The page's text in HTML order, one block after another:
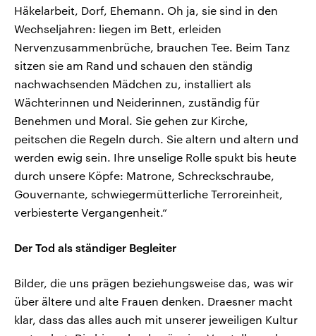
Häkelarbeit, Dorf, Ehemann. Oh ja, sie sind in den
Wechseljahren: liegen im Bett, erleiden
Nervenzusammenbrüche, brauchen Tee. Beim Tanz
sitzen sie am Rand und schauen den ständig
nachwachsenden Mädchen zu, installiert als
Wächterinnen und Neiderinnen, zuständig für
Benehmen und Moral. Sie gehen zur Kirche,
peitschen die Regeln durch. Sie altern und altern und
werden ewig sein. Ihre unselige Rolle spukt bis heute
durch unsere Köpfe: Matrone, Schreckschraube,
Gouvernante, schwiegermütterliche Terroreinheit,
verbiesterte Vergangenheit.“
Der Tod als ständiger Begleiter
Bilder, die uns prägen beziehungsweise das, was wir
über ältere und alte Frauen denken. Draesner macht
klar, dass das alles auch mit unserer jeweiligen Kultur